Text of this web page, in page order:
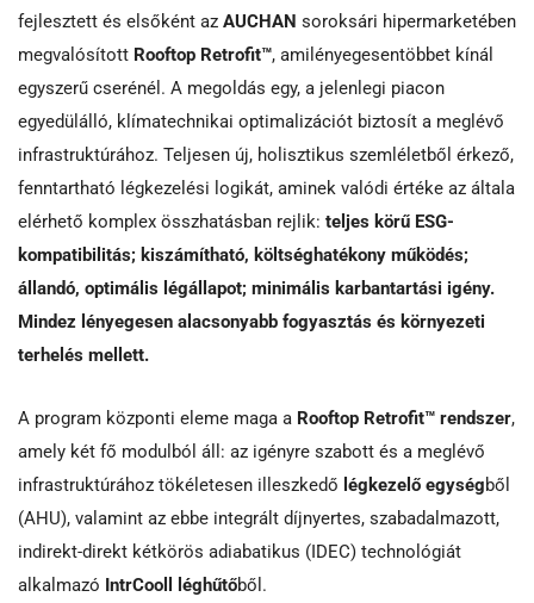
fejlesztett és elsőként az AUCHAN soroksári hipermarketében
megvalósított Rooftop Retrofit™, amilényegesentöbbet kínál
egyszerű cserénél. A megoldás egy, a jelenlegi piacon
egyedülálló, klímatechnikai optimalizációt biztosít a meglévő
infrastruktúrához. Teljesen új, holisztikus szemléletből érkező,
fenntartható légkezelési logikát, aminek valódi értéke az általa
elérhető komplex összhatásban rejlik: teljes körű ESG-
kompatibilitás; kiszámítható, költséghatékony működés;
állandó, optimális légállapot; minimális karbantartási igény.
Mindez lényegesen alacsonyabb fogyasztás és környezeti
terhelés mellett.
A program központi eleme maga a Rooftop Retrofit™ rendszer,
amely két fő modulból áll: az igényre szabott és a meglévő
infrastruktúrához tökéletesen illeszkedő légkezelő egységből
(AHU), valamint az ebbe integrált díjnyertes, szabadalmazott,
indirekt-direkt kétkörös adiabatikus (IDEC) technológiát
alkalmazó IntrCooll léghűtőből.